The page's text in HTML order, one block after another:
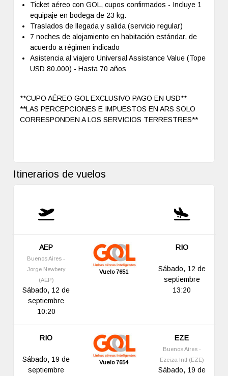
Ticket aéreo con GOL, cupos confirmados - Incluye 1
equipaje en bodega de 23 kg.
Traslados de llegada y salida (servicio regular)
7 noches de alojamiento en habitación estándar, de
acuerdo a régimen indicado
Asistencia al viajero Universal Assistance Value (Tope
USD 80.000) - Hasta 70 años
**CUPO AÉREO GOL EXCLUSIVO PAGO EN USD**
**LAS PERCEPCIONES E IMPUESTOS EN ARS SOLO
CORRESPONDEN A LOS SERVICIOS TERRESTRES**
Itinerarios de vuelos
AEP
Buenos Aires -
Jorge Newbery
(AEP)
Sábado, 12 de
septiembre
10:20
Vuelo 7651
RIO
Sábado, 12 de
septiembre
13:20
RIO
Sábado, 19 de
septiembre
Vuelo 7654
EZE
Buenos Aires -
Ezeiza Intl (EZE)
Sábado, 19 de